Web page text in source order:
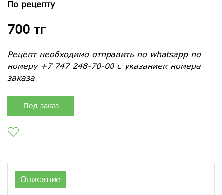
По рецепту
700 тг
Рецепт необходимо отправить по whatsapp по
номеру +7 747 248-70-00 с указанием номера
заказа
Под заказ
Описание